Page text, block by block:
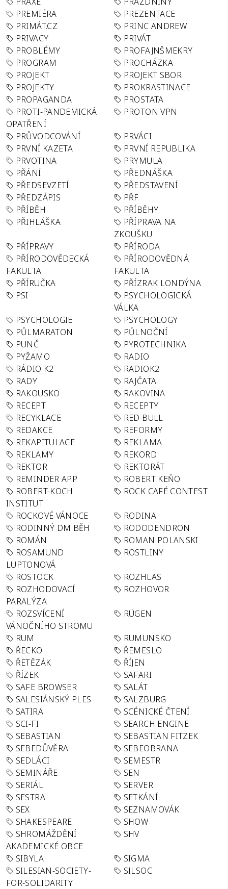
PREMIÉRA
PREZENTACE
PRIMÁT.CZ
PRINC ANDREW
PRIVACY
PRIVÁT
PROBLÉMY
PROFAJNŠMEKRY
PROGRAM
PROCHÁZKA
PROJEKT
PROJEKT SBOR
PROJEKTY
PROKRASTINACE
PROPAGANDA
PROSTATA
PROTI-PANDEMICKÁ
OPATŘENÍ
PROTON VPN
PRŮVODCOVÁNÍ
PRVÁCI
PRVNÍ KAZETA
PRVNÍ REPUBLIKA
PRVOTINA
PRYMULA
PŘÁNÍ
PŘEDNÁŠKA
PŘEDSEVZETÍ
PŘEDSTAVENÍ
PŘEDZÁPIS
PŘF
PŘÍBĚH
PŘÍBĚHY
PŘIHLÁŠKA
PŘÍPRAVA NA
ZKOUŠKU
PŘÍPRAVY
PŘÍRODA
PŘÍRODOVĚDECKÁ
FAKULTA
PŘÍRODOVĚDNÁ
FAKULTA
PŘÍRUČKA
PŘÍZRAK LONDÝNA
PSI
PSYCHOLOGICKÁ
VÁLKA
PSYCHOLOGIE
PSYCHOLOGY
PŮLMARATON
PŮLNOČNÍ
PUNČ
PYROTECHNIKA
PYŽAMO
RADIO
RÁDIO K2
RADIOK2
RADY
RAJČATA
RAKOUSKO
RAKOVINA
RECEPT
RECEPTY
RECYKLACE
RED BULL
REDAKCE
REFORMY
REKAPITULACE
REKLAMA
REKLAMY
REKORD
REKTOR
REKTORÁT
REMINDER APP
ROBERT KEŇO
ROBERT-KOCH
INSTITUT
ROCK CAFÉ CONTEST
ROCKOVÉ VÁNOCE
RODINA
RODINNÝ DM BĚH
RODODENDRON
ROMÁN
ROMAN POLANSKI
ROSAMUND
LUPTONOVÁ
ROSTLINY
ROSTOCK
ROZHLAS
ROZHODOVACÍ
PARALÝZA
ROZHOVOR
ROZSVÍCENÍ
VÁNOČNÍHO STROMU
RÜGEN
RUM
RUMUNSKO
ŘECKO
ŘEMESLO
ŘETĚZÁK
ŘÍJEN
ŘÍZEK
SAFARI
SAFE BROWSER
SALÁT
SALESIÁNSKÝ PLES
SALZBURG
SATIRA
SCÉNICKÉ ČTENÍ
SCI-FI
SEARCH ENGINE
SEBASTIAN
SEBASTIAN FITZEK
SEBEDŮVĚRA
SEBEOBRANA
SEDLÁCI
SEMESTR
SEMINÁŘE
SEN
SERIÁL
SERVER
SESTRA
SETKÁNÍ
SEX
SEZNAMOVÁK
SHAKESPEARE
SHOW
SHROMÁŽDĚNÍ
AKADEMICKÉ OBCE
SHV
SIBYLA
SIGMA
SILESIAN-SOCIETY-
FOR-SOLIDARITY
SILSOC